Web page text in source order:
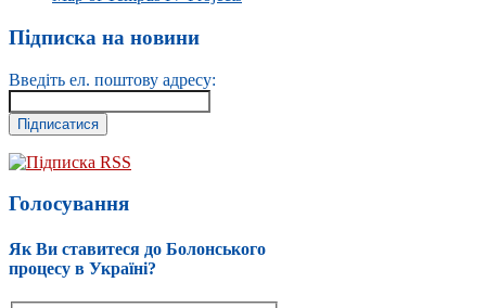
Підписка на новини
Введіть ел. поштову адресу:
Підписка RSS
Голосування
Як Ви ставитеся до Болонського
процесу в Україні?